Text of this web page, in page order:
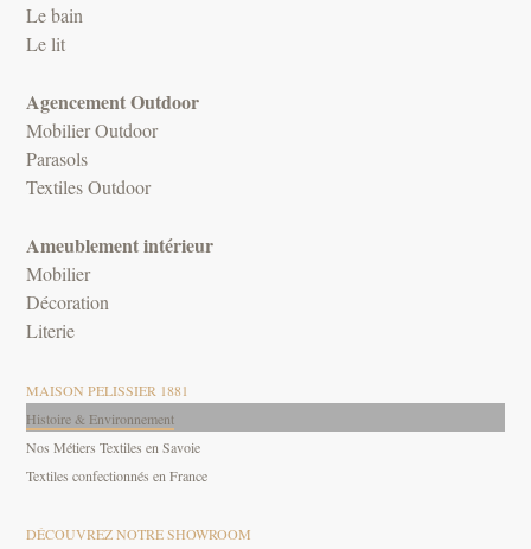
Le bain
Le lit
Agencement Outdoor
Mobilier Outdoor
Parasols
Textiles Outdoor
Ameublement intérieur
Mobilier
Décoration
Literie
MAISON PELISSIER 1881
Histoire & Environnement
Nos Métiers Textiles en Savoie
Textiles confectionnés en France
DÉCOUVREZ NOTRE SHOWROOM